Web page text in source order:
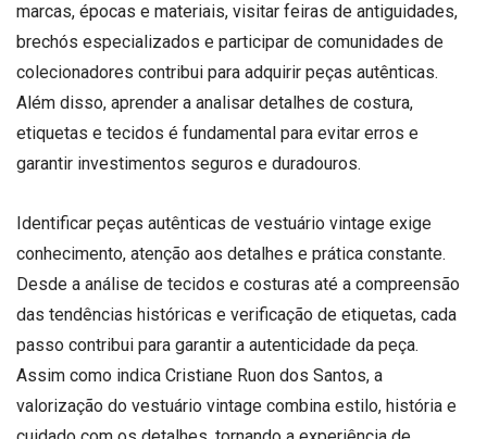
marcas, épocas e materiais, visitar feiras de antiguidades,
brechós especializados e participar de comunidades de
colecionadores contribui para adquirir peças autênticas.
Além disso, aprender a analisar detalhes de costura,
etiquetas e tecidos é fundamental para evitar erros e
garantir investimentos seguros e duradouros.
Identificar peças autênticas de vestuário vintage exige
conhecimento, atenção aos detalhes e prática constante.
Desde a análise de tecidos e costuras até a compreensão
das tendências históricas e verificação de etiquetas, cada
passo contribui para garantir a autenticidade da peça.
Assim como indica Cristiane Ruon dos Santos, a
valorização do vestuário vintage combina estilo, história e